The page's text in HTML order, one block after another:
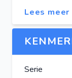
Lees meer
Serie